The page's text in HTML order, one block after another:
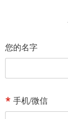
您的名字
手机/微信